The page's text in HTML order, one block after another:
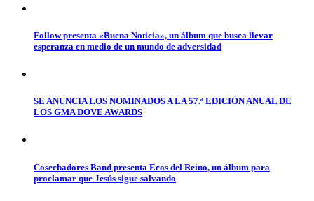
Follow presenta «Buena Noticia», un álbum que busca llevar
esperanza en medio de un mundo de adversidad
SE ANUNCIA LOS NOMINADOS A LA 57.ª EDICIÓN ANUAL DE
LOS GMA DOVE AWARDS
Cosechadores Band presenta Ecos del Reino, un álbum para
proclamar que Jesús sigue salvando